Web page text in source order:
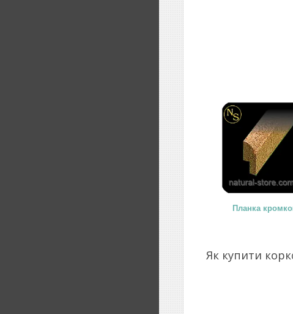
Планка
Як купити